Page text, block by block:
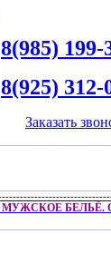
8(985) 199-
8(925) 312-
Заказать
БЕЛЬЁ.